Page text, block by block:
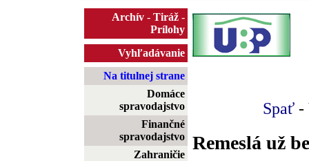
Archív - Tiráž -
Prílohy
Vyhľadávanie
Na titulnej strane
Domáce
spravodajstvo
Finančné
spravodajstvo
Zahraničie
Spať -
Remeslá už